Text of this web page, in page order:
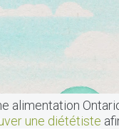
alimentation
une diététiste